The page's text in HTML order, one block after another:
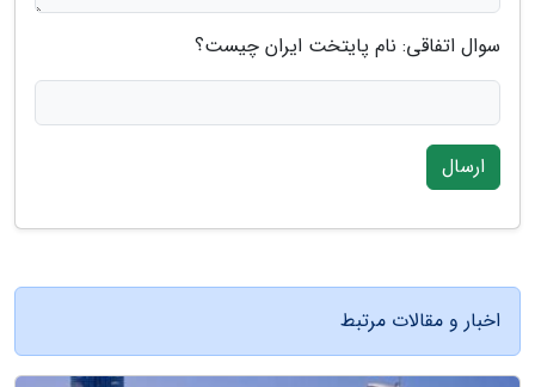
سوال اتفاقی: نام پایتخت ایران چیست؟
ارسال
اخبار و مقالات مرتبط